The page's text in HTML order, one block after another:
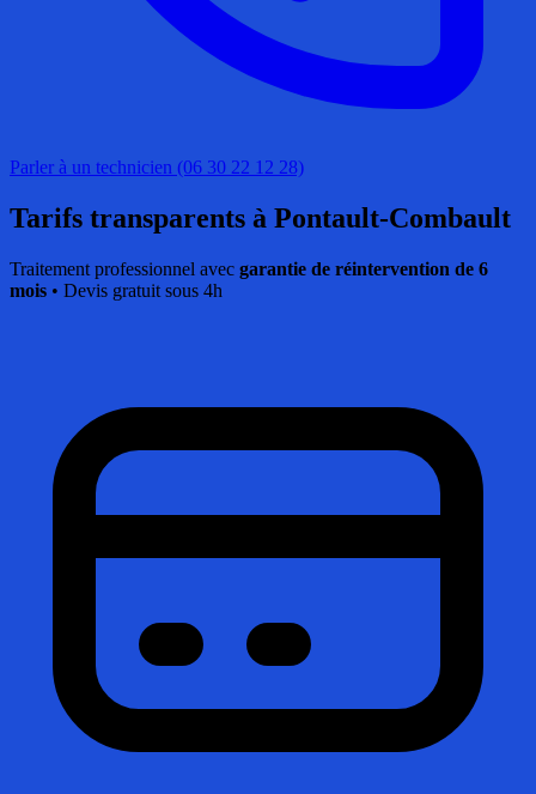
Parler à un technicien (06 30 22 12 28)
Tarifs transparents à Pontault-Combault
Traitement professionnel avec garantie de réintervention de 6
mois • Devis gratuit sous 4h